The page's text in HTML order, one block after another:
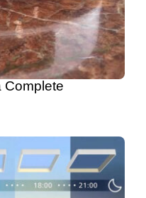
Complete